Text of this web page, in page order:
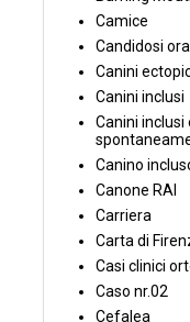
Camice
Candidosi
Canini
Canini inclusi
Canini inclusi
Canino
Canone RAI
Carriera
Carta di
Casi clinici
Caso nr.02
Cefalea